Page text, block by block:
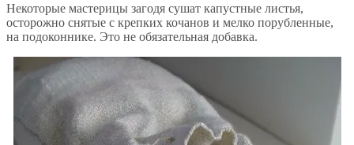
Некоторые мастерицы загодя сушат капустные листья,
осторожно снятые с крепких кочанов и мелко порубленные,
на подоконнике. Это не обязательная добавка.